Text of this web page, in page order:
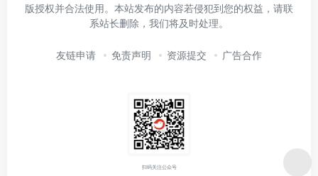
版授权并合法使用。本站发布的内容若侵犯到您的权益，请联
系站长删除，我们将及时处理。
友链申请 免责声明 资源提交 广告合作
扫码关注公众号